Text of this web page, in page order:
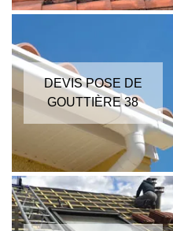
DEVIS POSE DE
GOUTTIÈRE 38